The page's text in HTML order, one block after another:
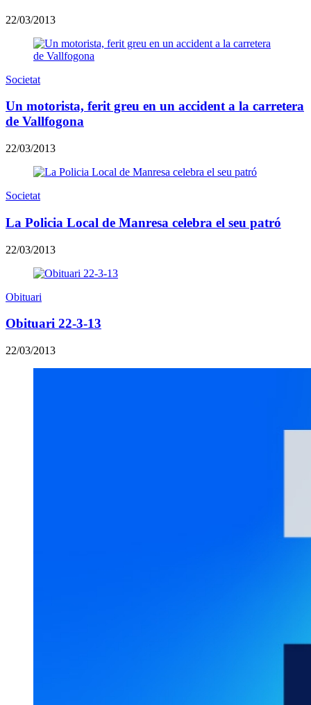
22/03/2013
Societat
Un motorista, ferit greu en un accident a la carretera
de Vallfogona
22/03/2013
Societat
La Policia Local de Manresa celebra el seu patró
22/03/2013
Obituari
Obituari 22-3-13
22/03/2013